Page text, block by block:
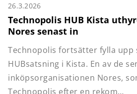
26.3.2026
Technopolis HUB Kista
Nores senast in
Technopolis fortsätter fylla upp
HUBsatsning i Kista. En av de
inköpsorganisationen Nores,
Technopolis efter en rekom…